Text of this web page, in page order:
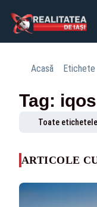
Acasă Etichete
Tag: iqos
Toate etichetele
ARTICOLE